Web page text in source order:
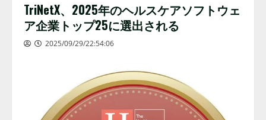
TriNetX、2025年のヘルスケアソフトウェ
ア企業トップ25に選出される
2025/09/29/22:54:06